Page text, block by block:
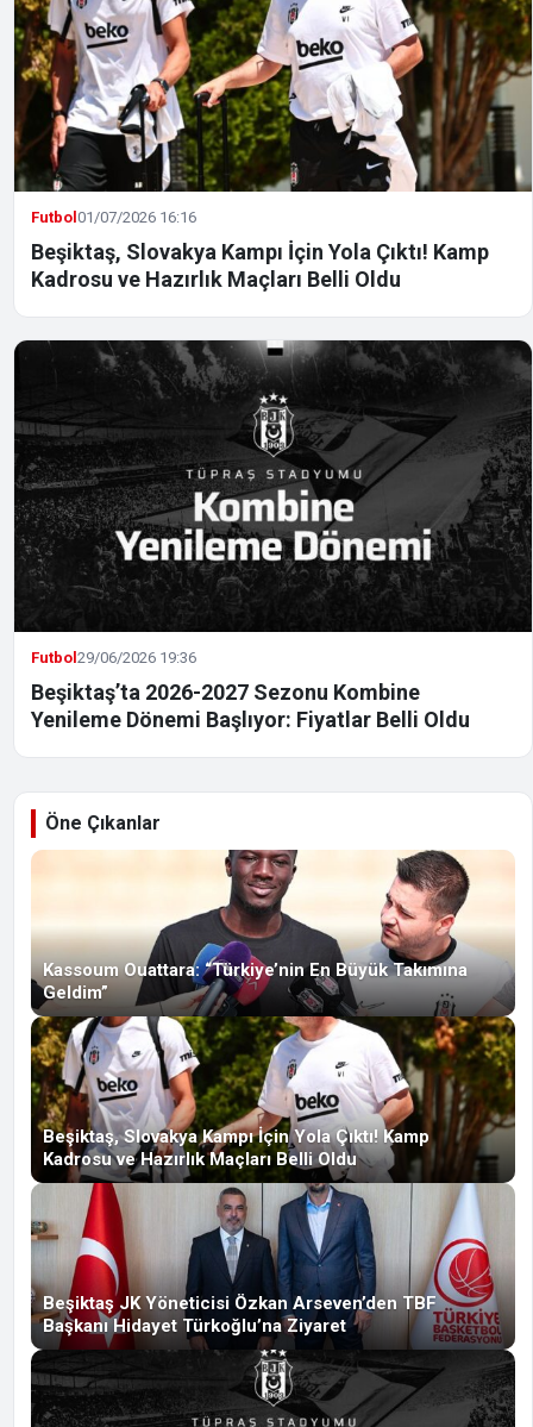
Futbol01/07/2026 16:16
Beşiktaş, Slovakya Kampı İçin Yola Çıktı! Kamp
Kadrosu ve Hazırlık Maçları Belli Oldu
Futbol29/06/2026 19:36
Beşiktaş’ta 2026-2027 Sezonu Kombine
Yenileme Dönemi Başlıyor: Fiyatlar Belli Oldu
Öne Çıkanlar
Kassoum Ouattara: “Türkiye’nin En Büyük Takımına
Geldim”
Beşiktaş, Slovakya Kampı İçin Yola Çıktı! Kamp
Kadrosu ve Hazırlık Maçları Belli Oldu
Beşiktaş JK Yöneticisi Özkan Arseven’den TBF
Başkanı Hidayet Türkoğlu’na Ziyaret